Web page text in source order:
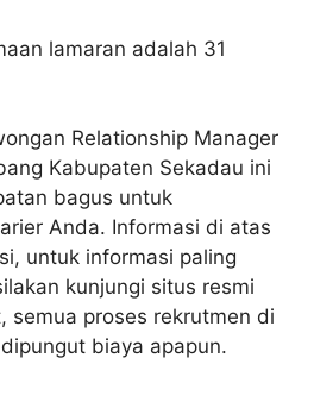
lamaran adalah 31
Relationship Manager
Kabupaten Sekadau ini
bagus untuk
Anda. Informasi di atas
untuk informasi paling
kunjungi situs resmi
semua proses rekrutmen di
biaya apapun.